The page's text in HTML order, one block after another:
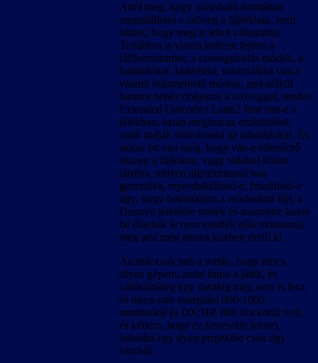
Attól még, hogy olvasható formában
megtalálható a szöveg a fájlokban, nem
biztos, hogy meg is lehet változtatni.
Továbbra is vissza kellene fejteni a
fájlformátumot, a szövegtárolás módját, a
határolókat, kideríteni, tokenizálva van-e
valami felismerhető módon, ami nélkül
baromi nehéz dolgozni a szöveggel, rendes
Extended Unicode / Latin2 font van-e a
játékban, aztán megírni az eszközöket,
amik tudják írni/olvasni az adatfájlokat. És
akkor ott van még, hogy van-e ellenőrző
összeg a fájlokon, vagy valahol külön
tárolva, milyen algoritmussal van
generálva, reprodukálható-e, frissíthető-e
úgy, hogy betöltődjön a módosított fájl, a
Denuvo jelenléte minek és mennyire kavar
be (hacsak le nem szedték róla mostanra),
meg ami még menet közben derül ki.
Az már csak hab a tortán, hogy nincs
olyan gépem, amin futna a játék, és
valószínűleg egy darabig még nem is lesz,
és nincs már energiám 800-1000
munkaórát (a DX:HR 800 óra körül volt,
és kétlem, hogy ez kevesebb lenne),
beleölni egy ilyen projektbe csak úgy
viccből.